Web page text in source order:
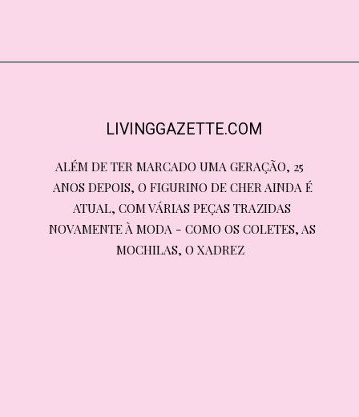
LIVINGGAZETTE.COM
ALÉM DE TER MARCADO UMA GERAÇÃO, 25
ANOS DEPOIS, O FIGURINO DE CHER AINDA É
ATUAL, COM VÁRIAS PEÇAS TRAZIDAS
NOVAMENTE À MODA - COMO OS COLETES, AS
MOCHILAS, O XADREZ
ALÉM DE TER MARCADO UMA GERAÇÃO, 25
ANOS DEPOIS, O FIGURINO DE CHER AINDA É
ATUAL, COM VÁRIAS PEÇAS TRAZIDAS
NOVAMENTE À MODA - COMO OS COLETES, AS
MOCHILAS, O XADREZ